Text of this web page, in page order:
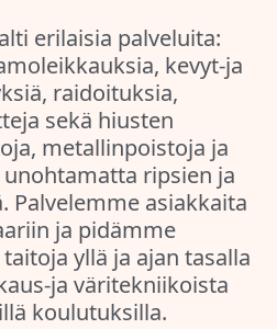
erilaisia palveluita:
kevyt-ja
raidoituksia,
sekä hiusten
metallinpoistoja ja
ripsien ja
Palvelemme asiakkaita
ja pidämme
yllä ja ajan tasalla
ja väritekniikoista
koulutuksilla.